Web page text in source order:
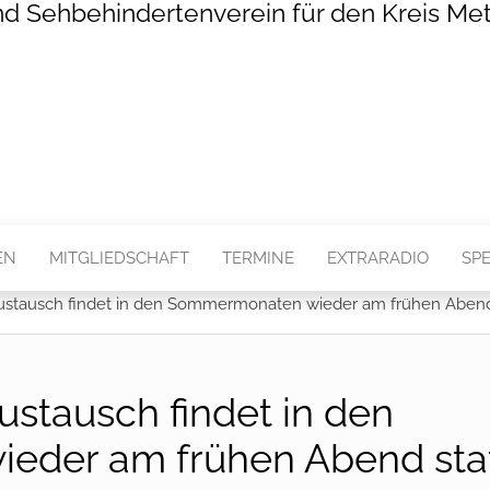
Sehbehindertenverein für den Kreis
MITGLIEDSCHAFT TERMINE EXTRARADIO
findet in den Sommermonaten wieder am frühen
findet in den
am frühen Abend